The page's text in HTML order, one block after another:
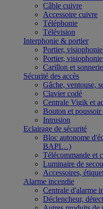
Câble cuivre
Accessoire cuivre
Téléphonie
Télévision
Interphonie & portier
Portier,
Portier,
Carillon et sonnerie
Sécurité des accès
Gâche, ventouse,
Clavier codé
Centrale Vigik et
Bouton et
Intrusion
Eclairage de sécurité
Bloc autonome
BAPI…)
Télécommande et
Luminaire de
Accessoires,
Alarme incendie
Centrale d'alarme
Déclencheur,